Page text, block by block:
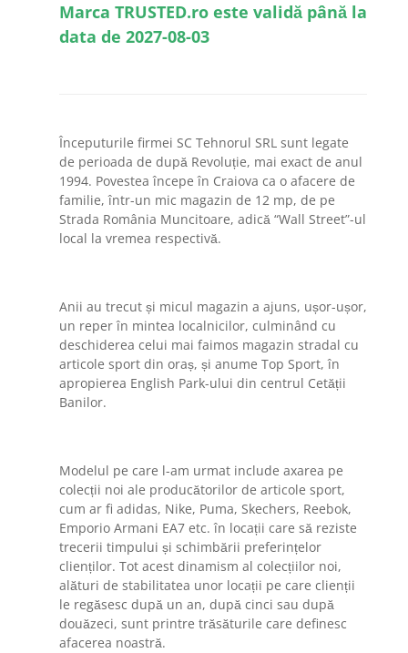
Marca TRUSTED.ro este validă până la
data de 2027-08-03
Începuturile firmei SC Tehnorul SRL sunt legate
de perioada de după Revoluție, mai exact de anul
1994. Povestea începe în Craiova ca o afacere de
familie, într-un mic magazin de 12 mp, de pe
Strada România Muncitoare, adică “Wall Street”-ul
local la vremea respectivă.
Anii au trecut și micul magazin a ajuns, ușor-ușor,
un reper în mintea localnicilor, culminând cu
deschiderea celui mai faimos magazin stradal cu
articole sport din oraș, și anume Top Sport, în
apropierea English Park-ului din centrul Cetății
Banilor.
Modelul pe care l-am urmat include axarea pe
colecții noi ale producătorilor de articole sport,
cum ar fi adidas, Nike, Puma, Skechers, Reebok,
Emporio Armani EA7 etc. în locații care să reziste
trecerii timpului și schimbării preferințelor
clienților. Tot acest dinamism al colecțiilor noi,
alături de stabilitatea unor locații pe care clienții
le regăsesc după un an, după cinci sau după
douăzeci, sunt printre trăsăturile care definesc
afacerea noastră.